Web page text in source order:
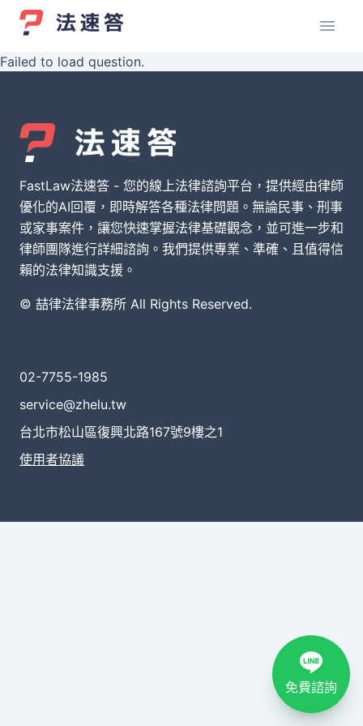
Failed to load question.
FastLaw法速答 - 您的線上法律諮詢平台，提供經由律師
優化的AI回覆，即時解答各種法律問題。無論民事、刑事
或家事案件，讓您快速掌握法律基礎觀念，並可進一步和
律師團隊進行詳細諮詢。我們提供專業、準確、且值得信
賴的法律知識支援。
© 喆律法律事務所 All Rights Reserved.
02-7755-1985
service@zhelu.tw
台北市松山區復興北路167號9樓之1
使用者協議
免費諮詢